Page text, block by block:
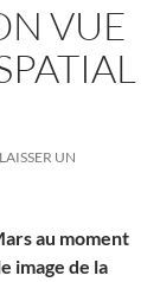
VUE
LAISSER UN
au moment
image de la